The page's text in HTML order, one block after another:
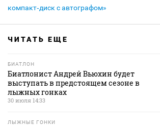
компакт‑диск с автографом»
ЧИТАТЬ ЕЩЕ
БИАТЛОН
Биатлонист Андрей Вьюхин будет
выступать в предстоящем сезоне в
лыжных гонках
30 июля 14:33
ЛЫЖНЫЕ ГОНКИ